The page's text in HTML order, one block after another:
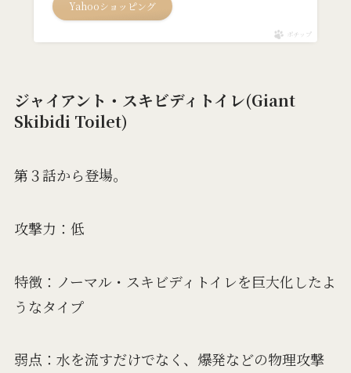
Yahooショッピング
ポチップ
ジャイアント・スキビディトイレ(Giant
Skibidi Toilet)
第３話から登場。
攻撃力：低
特徴：ノーマル・スキビディトイレを巨大化したよ
うなタイプ
弱点：水を流すだけでなく、爆発などの物理攻撃